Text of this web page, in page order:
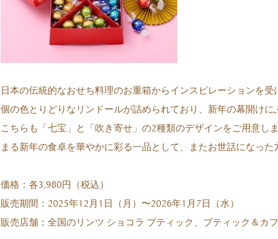
日本の伝統的なおせち料理のお重箱からインスピレーションを
個の色とりどりなリンドールが詰められており、新年の幕開けに
こちらも「七宝」と「吹き寄せ」の2種類のデザインをご用意
まる新年の食卓を華やかに彩る一品として、またお世話になっ
価格：各3,980円（税込）
販売期間：2025年12月1日（月）〜2026年1月7日（水）
販売店舗：全国のリンツ ショコラ ブティック、ブティック＆カ